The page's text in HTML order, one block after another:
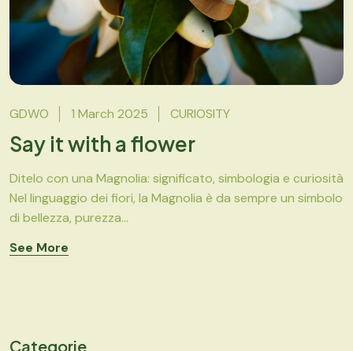
GDWO 1 March 2025 CURIOSITY
Say it with a flower
Ditelo con una Magnolia: significato, simbologia e curiosità
Nel linguaggio dei fiori, la Magnolia è da sempre un simbolo
di bellezza, purezza...
See More
Categorie